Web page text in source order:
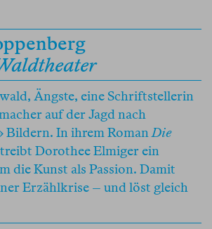
Ängste, eine Schriftstellerin
auf der Jagd nach
Bildern. In ihrem RomanDie
treibt Dorothee Elmiger ein
die Kunst als Passion. Damit
Erzählkrise – und löst gleich